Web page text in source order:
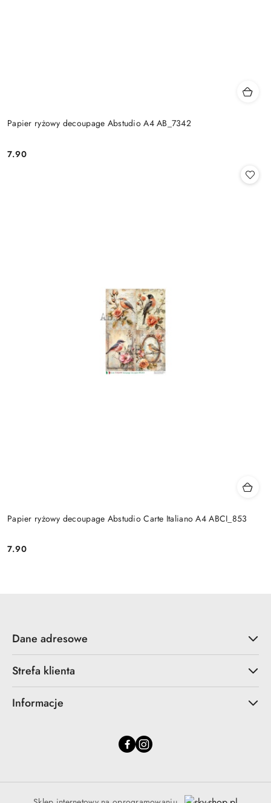
Papier ryżowy decoupage Abstudio A4 AB_7342
Cena:
7.90
Papier ryżowy decoupage Abstudio Carte Italiano A4 ABCI_853
Cena:
7.90
Dane adresowe
Strefa klienta
Informacje